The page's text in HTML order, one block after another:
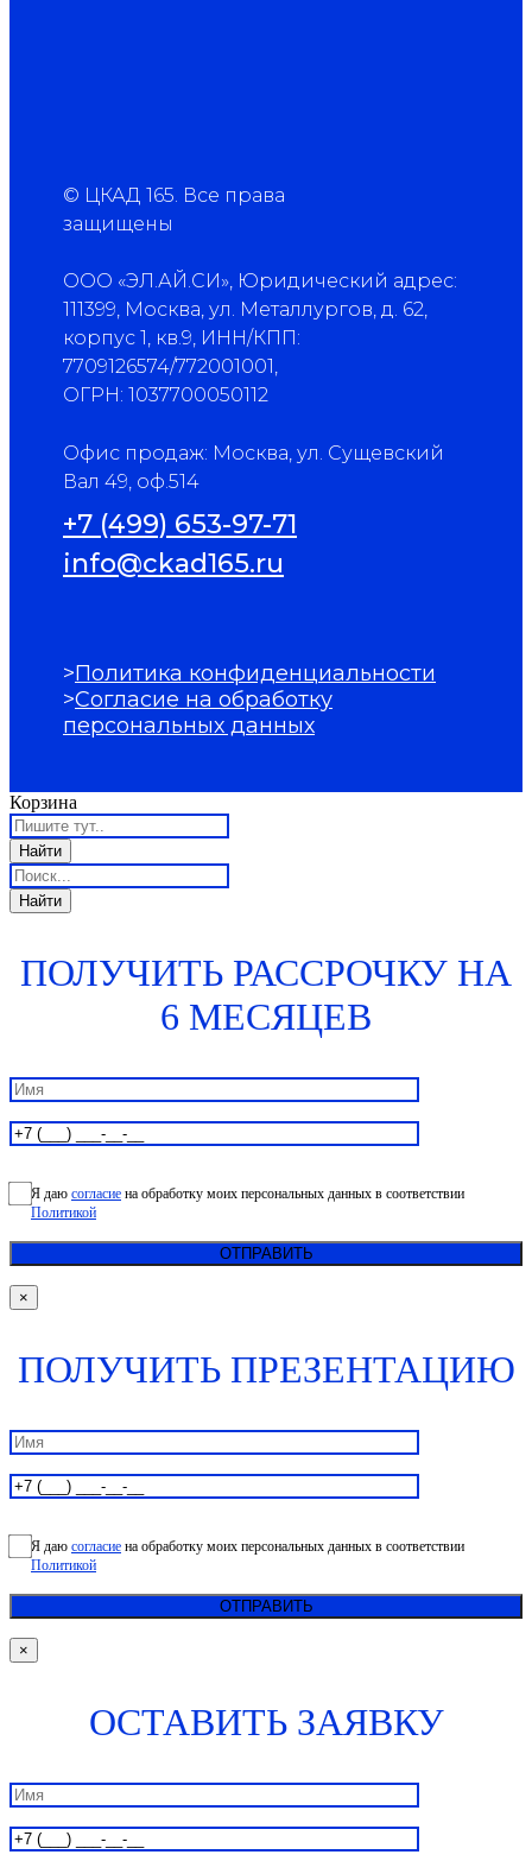
© ЦКАД 165. Все права
защищены
ООО «ЭЛ.АЙ.СИ», Юридический адрес:
111399, Москва, ул. Металлургов, д. 62,
корпус 1, кв.9, ИНН/КПП:
7709126574/772001001,
ОГРН: 1037700050112
Офис продаж: Москва, ул. Сущевский
Вал 49, оф.514
+7 (499) 653-97-71
info@ckad165.ru
>Политика конфиденциальности
>Согласие на обработку
персональных данных
Корзина
ПОЛУЧИТЬ РАССРОЧКУ НА
6 МЕСЯЦЕВ
Я даю согласие на обработку моих персональных данных в соответствии
Политикой
×
ПОЛУЧИТЬ ПРЕЗЕНТАЦИЮ
Я даю согласие на обработку моих персональных данных в соответствии
Политикой
×
ОСТАВИТЬ ЗАЯВКУ